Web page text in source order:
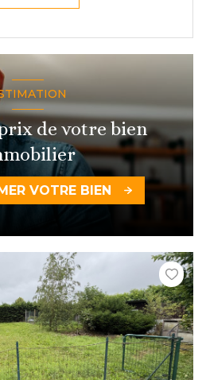
de votre bien
VOTRE BIEN